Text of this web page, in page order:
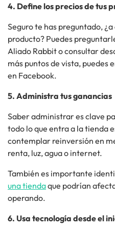
4. Define los precios de tus
Seguro te has preguntado,
producto? Puedes
Aliado Rabbit oconsultar
más puntos de vista, puedes
en Facebook.
5. Administra tus ganancias
Saber administrares clave
todo lo que entra a la tienda
contemplar reinversión en
renta, luz, agua o internet.
También es importante
una tiendaque podrían
operando.
6. Usa tecnología desde el